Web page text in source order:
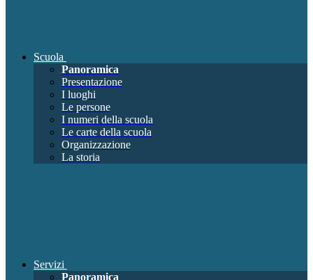
Scuola
Panoramica
Presentazione
I luoghi
Le persone
I numeri della scuola
Le carte della scuola
Organizzazione
La storia
Servizi
Panoramica